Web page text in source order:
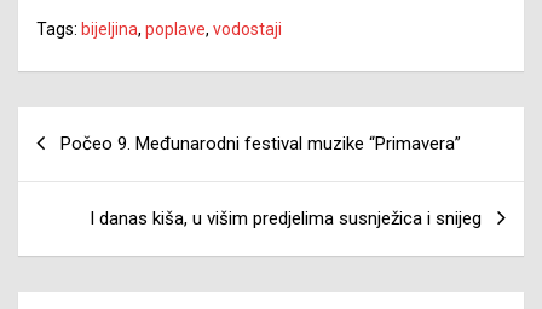
Tags: bijeljina, poplave, vodostaji
Počeo 9. Međunarodni festival muzike “Primavera”
I danas kiša, u višim predjelima susnježica i snijeg